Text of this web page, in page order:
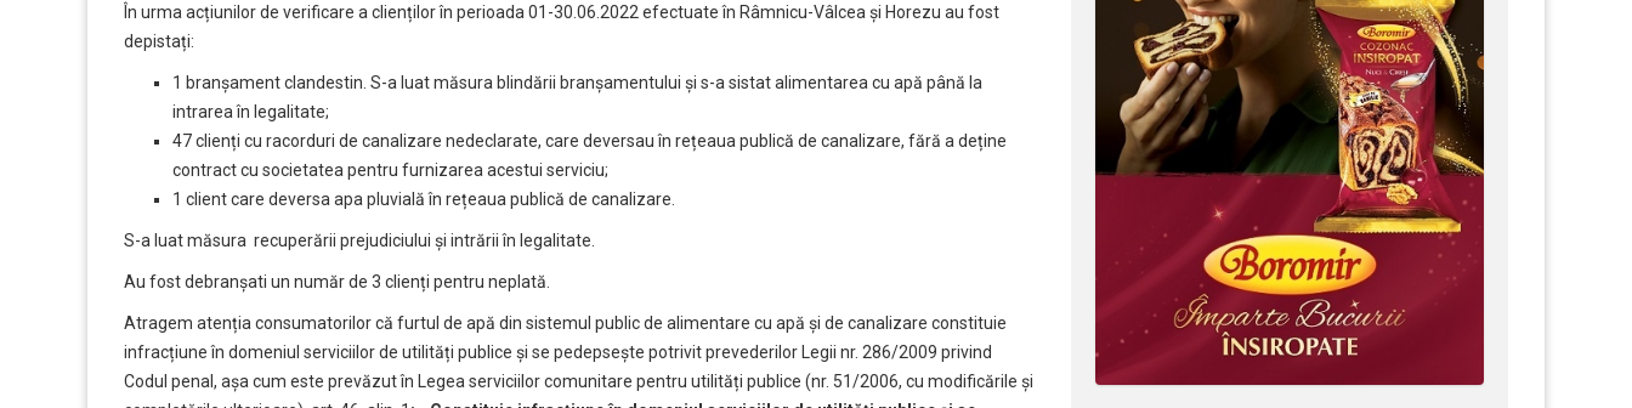
În urma acțiunilor de verificare a clienților în perioada 01-30.06.2022 efectuate în Râmnicu-Vâlcea și Horezu au fost
depistați:
1 branșament clandestin. S-a luat măsura blindării branșamentului și s-a sistat alimentarea cu apă până la
intrarea în legalitate;
47 clienți cu racorduri de canalizare nedeclarate, care deversau în rețeaua publică de canalizare, fără a deține
contract cu societatea pentru furnizarea acestui serviciu;
1 client care deversa apa pluvială în rețeaua publică de canalizare.
S-a luat măsura recuperării prejudiciului și intrării în legalitate.
Au fost debranșati un număr de 3 clienți pentru neplată.
Atragem atenția consumatorilor că furtul de apă din sistemul public de alimentare cu apă și de canalizare constituie
infracțiune în domeniul serviciilor de utilități publice și se pedepsește potrivit prevederilor Legii nr. 286/2009 privind
Codul penal, așa cum este prevăzut în Legea serviciilor comunitare pentru utilități publice (nr. 51/2006, cu modificările și